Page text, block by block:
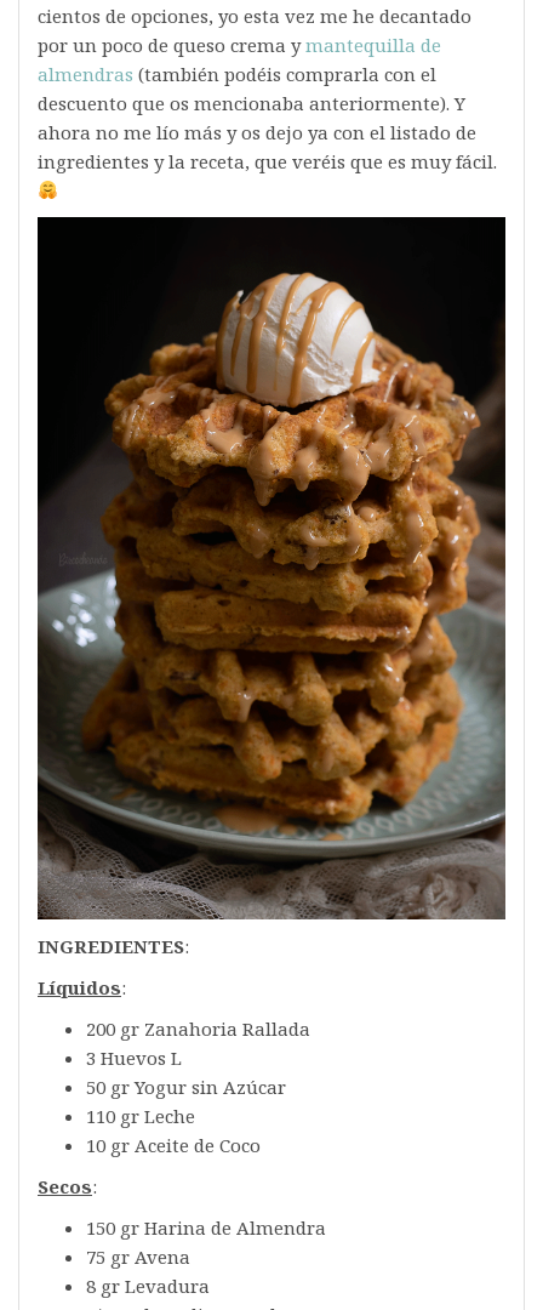
cientos de opciones, yo esta vez me he decantado
por un poco de queso crema ymantequilla de
almendras (también podéis comprarla con el
descuento que os mencionaba anteriormente). Y
ahora no me lío más y os dejo ya con el listado de
ingredientes y la receta, que veréis que es muy fácil.
INGREDIENTES:
Líquidos:
200 gr Zanahoria Rallada
3 Huevos L
50 gr Yogur sin Azúcar
110 gr Leche
10 gr Aceite de Coco
Secos:
150 gr Harina de Almendra
75 gr Avena
8 gr Levadura